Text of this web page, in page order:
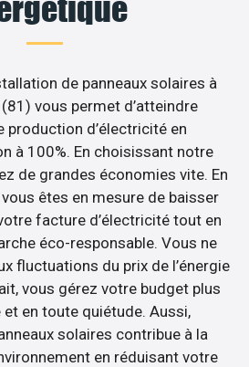
de panneaux solaires à
vous permet d’atteindre
production d’électricité en
à 100%. En choisissant notre
de grandes économies vite. En
êtes en mesure de baisser
facture d’électricité tout en
éco-responsable. Vous ne
fluctuations du prix de l’énergie
vous gérez votre budget plus
et en toute quiétude. Aussi,
solaires contribue à la
en réduisant votre